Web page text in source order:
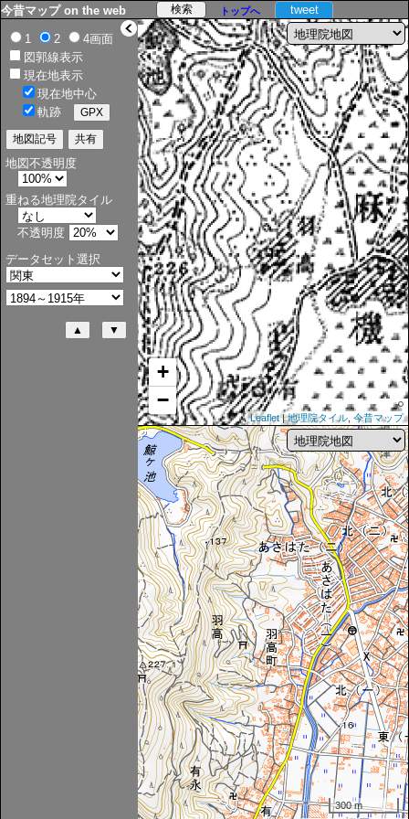
> tweet
今昔マップ on the web トップへ
+
−
Leaflet|地理院タイル 今昔マップ
300 m
1 2
4画面
図郭線表示
現在地表示
現在地中心
軌跡
地図不透明度
重ねる地理院タイル
不透明度
データセット選択